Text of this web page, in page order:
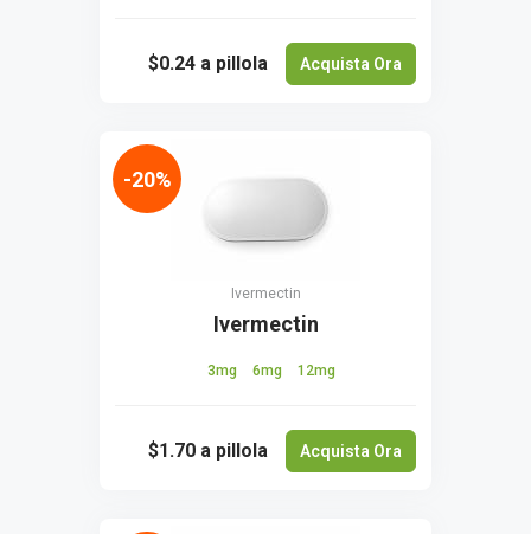
$0.24 a pillola Acquista Ora
Ivermectin
Ivermectin
3mg 6mg 12mg
$1.70 a pillola Acquista Ora
-20%